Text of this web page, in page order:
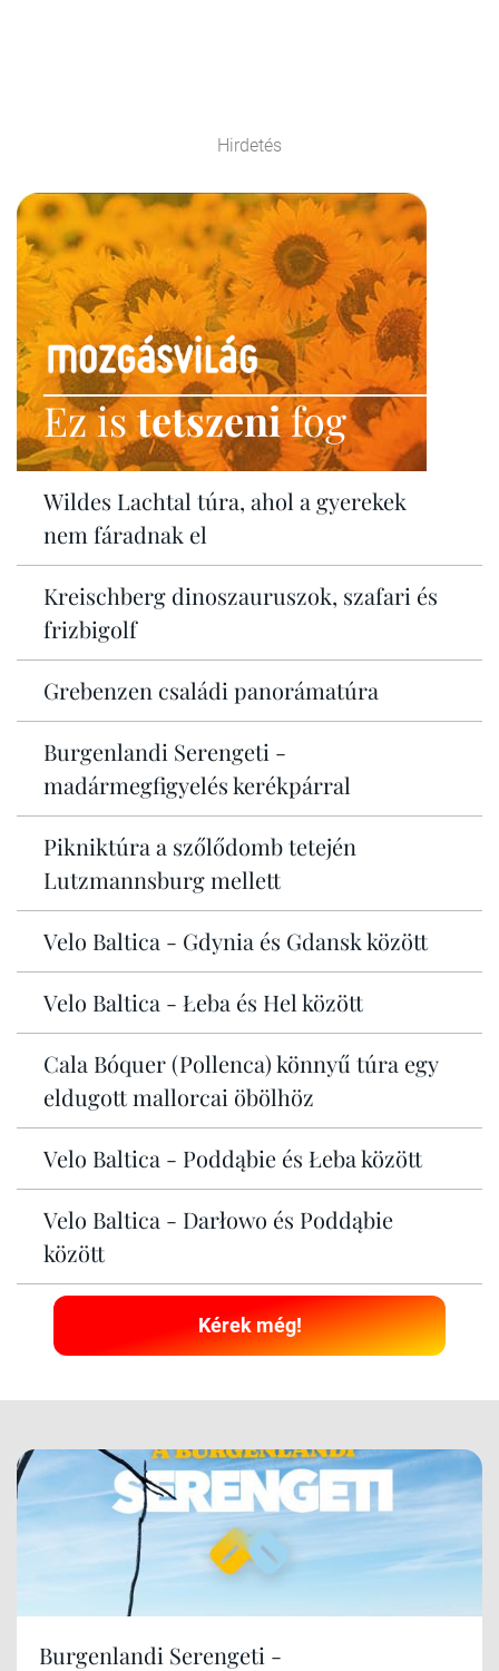
Hirdetés
Ez istetszenifog
Wildes Lachtal túra, ahol a gyerekek
nem fáradnak el
Kreischberg dinoszauruszok, szafari és
frizbigolf
Grebenzen családi panorámatúra
Burgenlandi Serengeti -
madármegfigyelés kerékpárral
Pikniktúra a szőlődomb tetején
Lutzmannsburg mellett
Velo Baltica - Gdynia és Gdansk között
Velo Baltica - Łeba és Hel között
Cala Bóquer (Pollenca) könnyű túra egy
eldugott mallorcai öbölhöz
Velo Baltica - Poddąbie és Łeba között
Velo Baltica - Darłowo és Poddąbie
között
Kérek még!
Burgenlandi Serengeti -